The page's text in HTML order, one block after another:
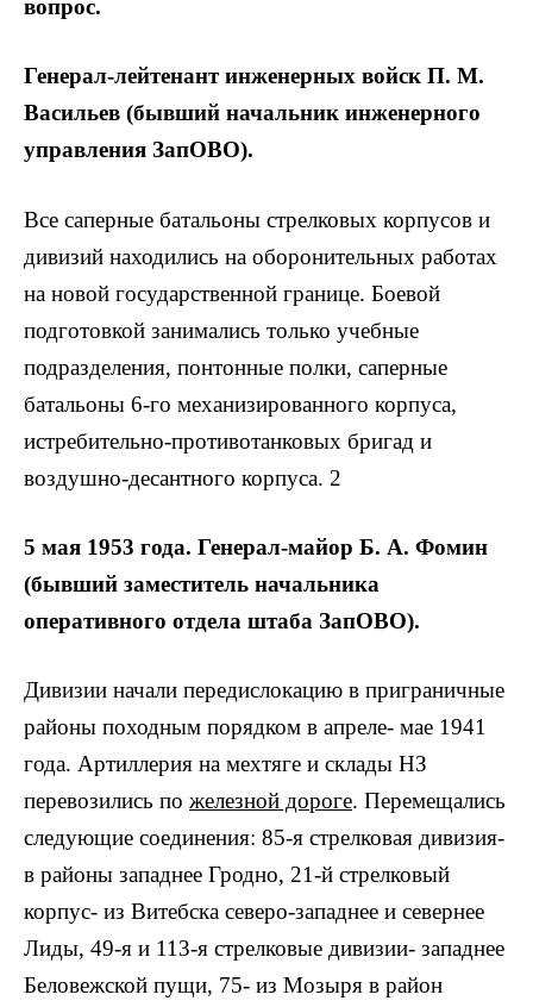
вопрос.
Генерал-лейтенант инженерных войск П. М.
Васильев (бывший начальник инженерного
управления ЗапОВО).
Все саперные батальоны стрелковых корпусов и
дивизий находились на оборонительных работах
на новой государственной границе. Боевой
подготовкой занимались только учебные
подразделения, понтонные полки, саперные
батальоны 6-го механизированного корпуса,
истребительно-противотанковых бригад и
воздушно-десантного корпуса. 2
5 мая 1953 года. Генерал-майор Б. А. Фомин
(бывший заместитель начальника
оперативного отдела штаба ЗапОВО).
Дивизии начали передислокацию в приграничные
районы походным порядком в апреле- мае 1941
года. Артиллерия на мехтяге и склады НЗ
перевозились по железной дороге. Перемещались
следующие соединения: 85-я стрелковая дивизия-
в районы западнее Гродно, 21-й стрелковый
корпус- из Витебска северо-западнее и севернее
Лиды, 49-я и 113-я стрелковые дивизии- западнее
Беловежской пущи, 75- из Мозыря в район